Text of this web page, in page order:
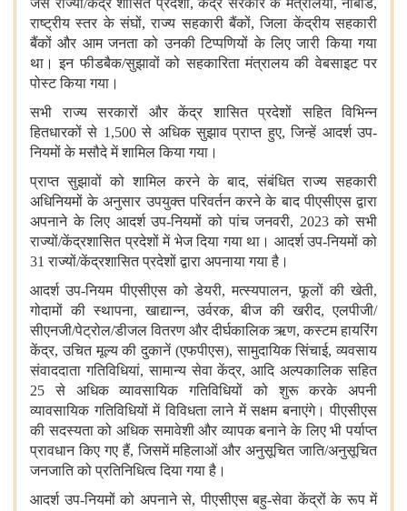
जैसे राज्यों/केंद्र शासित प्रदेशों, केंद्र सरकार के मंत्रालयों, नाबार्ड,
राष्ट्रीय स्तर के संघों, राज्य सहकारी बैंकों, जिला केंद्रीय सहकारी
बैंकों और आम जनता को उनकी टिप्पणियों के लिए जारी किया गया
था। इन फीडबैक/सुझावों को सहकारिता मंत्रालय की वेबसाइट पर
पोस्ट किया गया।
सभी राज्य सरकारों और केंद्र शासित प्रदेशों सहित विभिन्न
हितधारकों से 1,500 से अधिक सुझाव प्राप्त हुए, जिन्हें आदर्श उप-
नियमों के मसौदे में शामिल किया गया।
प्राप्त सुझावों को शामिल करने के बाद, संबंधित राज्य सहकारी
अधिनियमों के अनुसार उपयुक्त परिवर्तन करने के बाद पीएसीएस द्वारा
अपनाने के लिए आदर्श उप-नियमों को पांच जनवरी, 2023 को सभी
राज्यों/केंद्रशासित प्रदेशों में भेज दिया गया था। आदर्श उप-नियमों को
31 राज्यों/केंद्रशासित प्रदेशों द्वारा अपनाया गया है।
आदर्श उप-नियम पीएसीएस को डेयरी, मत्स्यपालन, फूलों की खेती,
गोदामों की स्थापना, खाद्यान्न, उर्वरक, बीज की खरीद, एलपीजी/
सीएनजी/पेट्रोल/डीजल वितरण और दीर्घकालिक ऋण, कस्टम हायरिंग
केंद्र, उचित मूल्य की दुकानें (एफपीएस), सामुदायिक सिंचाई, व्यवसाय
संवाददाता गतिविधियां, सामान्य सेवा केंद्र, आदि अल्पकालिक सहित
25 से अधिक व्यावसायिक गतिविधियों को शुरू करके अपनी
व्यावसायिक गतिविधियों में विविधता लाने में सक्षम बनाएंगे। पीएसीएस
की सदस्यता को अधिक समावेशी और व्यापक बनाने के लिए भी पर्याप्त
प्रावधान किए गए हैं, जिसमें महिलाओं और अनुसूचित जाति/अनुसूचित
जनजाति को प्रतिनिधित्व दिया गया है।
आदर्श उप-नियमों को अपनाने से, पीएसीएस बहु-सेवा केंद्रों के रूप में